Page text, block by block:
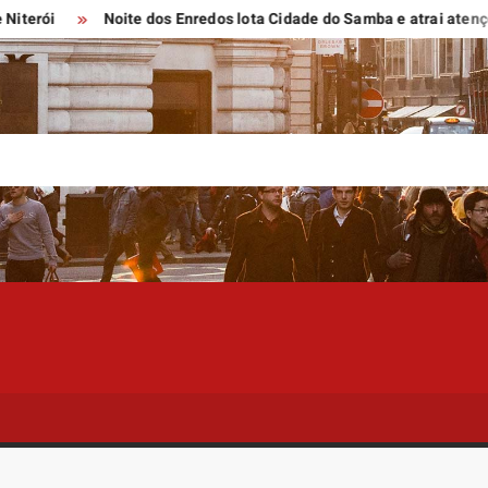
Noite dos Enredos lota Cidade do Samba e atrai atenções do